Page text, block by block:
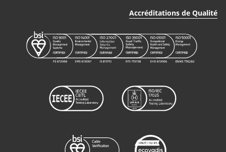
Accréditations de Qualité